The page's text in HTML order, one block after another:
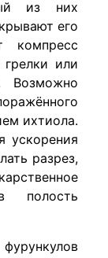
из них
его
или
Возможно
ихтиола.
ускорения
разрез,
полость